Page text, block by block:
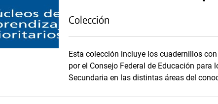
Colección
Esta colección incluye los cuadernillos
por el Consejo Federal de Educación
Secundaria en las distintas áreas del